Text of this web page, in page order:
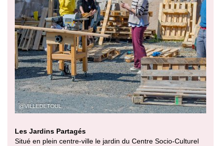
Les Jardins Partagés
Situé en plein centre-ville le jardin du Centre Socio-Culturel